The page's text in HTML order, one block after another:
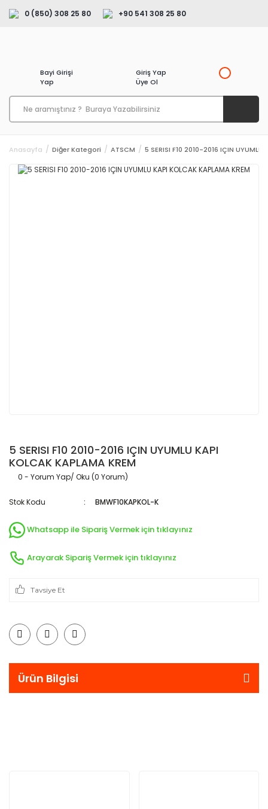
0 (850) 308 25 80 +90 541 308 25 80
Bayi Girişi
Yap
Giriş Yap
Üye Ol
Anasayfa Diğer Kategori ATSCM 5 SERISI F10 2010-2016 IÇIN UYUMLU
5 SERISI F10 2010-2016 IÇIN UYUMLU KAPI
KOLCAK KAPLAMA KREM
0 - Yorum Yap/ Oku (0 Yorum)
Stok Kodu BMWF10KAPKOL-K
Whatsapp ile Sipariş Vermek için tıklayınız
Arayarak Sipariş Vermek için tıklayınız
Tavsiye Et
Ürün Bilgisi